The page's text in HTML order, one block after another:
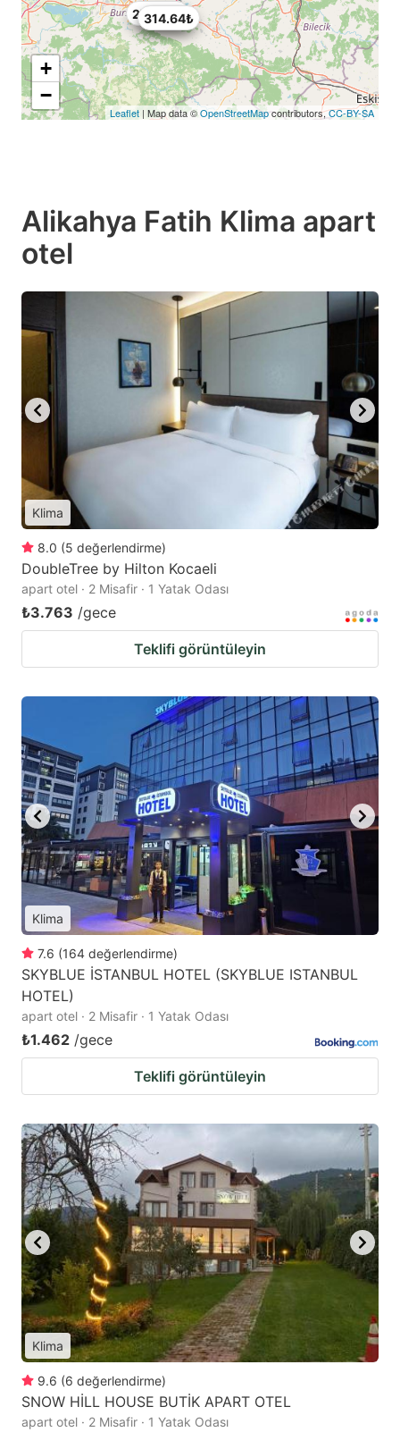
124.2₺
273.24₺
314.64₺
+
−
Leaflet | Map data ©OpenStreetMapcontributors,CC-BY-SA
Alikahya Fatih Klima apart
otel
Klima
8.0 (5 değerlendirme)
DoubleTree by Hilton Kocaeli
apart otel · 2 Misafir · 1 Yatak Odası
₺3.763 /gece
Teklifi görüntüleyin
Klima
7.6 (164 değerlendirme)
SKYBLUE İSTANBUL HOTEL (SKYBLUE ISTANBUL
HOTEL)
apart otel · 2 Misafir · 1 Yatak Odası
₺1.462 /gece
Teklifi görüntüleyin
Klima
9.6 (6 değerlendirme)
SNOW HİLL HOUSE BUTİK APART OTEL
apart otel · 2 Misafir · 1 Yatak Odası